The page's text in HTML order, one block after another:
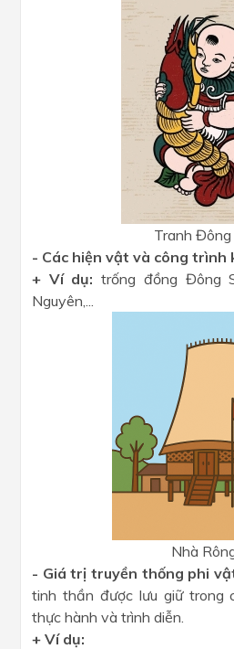
Tranh
- Các hiện vật và công trình
+ Ví dụ: trống đồng Đông
Nguyên,...
Nhà
- Giá trị truyền thống phi
tinh thần được lưu giữ trong
thực hành và trình diễn.
+ Ví dụ: